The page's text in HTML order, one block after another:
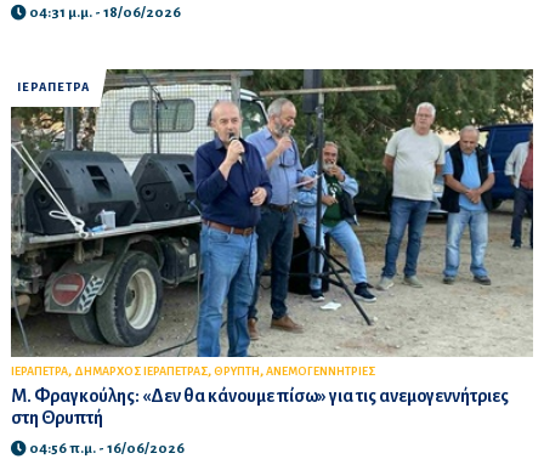
04:31 μ.μ. - 18/06/2026
ΙΕΡΑΠΕΤΡΑ
ΙΕΡΑΠΕΤΡΑ, ΔΗΜΑΡΧΟΣ ΙΕΡΑΠΕΤΡΑΣ, ΘΡΥΠΤΗ , ΑΝΕΜΟΓΕΝΝΗΤΡΙΕΣ
M. Φραγκούλης: «Δεν θα κάνουμε πίσω» για τις ανεμογεννήτριες
στη Θρυπτή
04:56 π.μ. - 16/06/2026